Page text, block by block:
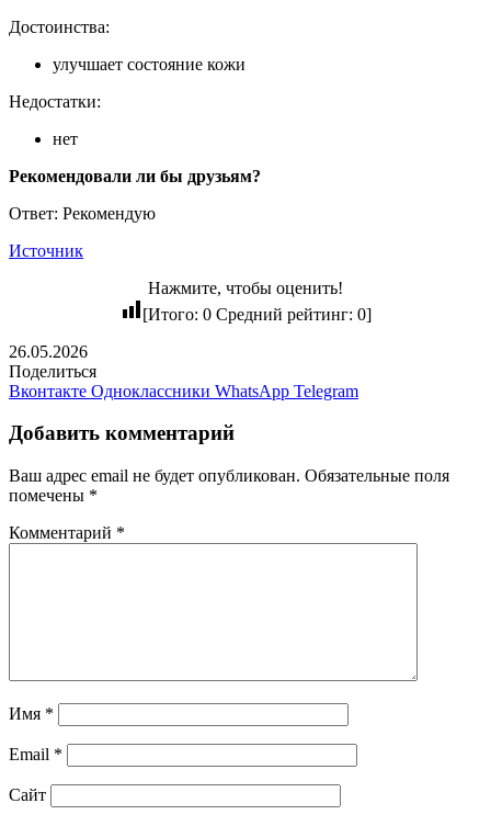
Достоинства:
улучшает состояние кожи
Недостатки:
нет
Рекомендовали ли бы друзьям?
Ответ: Рекомендую
Источник
Нажмите, чтобы оценить!
[Итого: 0Средний рейтинг: 0]
26.05.2026
Поделиться
Вконтакте Одноклассники WhatsApp Telegram
Добавить комментарий
Ваш адрес email не будет опубликован. Обязательные поля
помечены *
Комментарий *
Имя *
Email *
Сайт